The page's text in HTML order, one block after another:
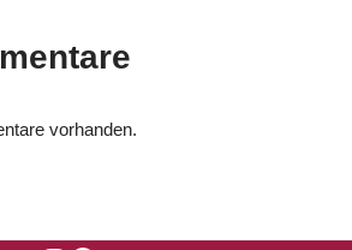
vorhanden.